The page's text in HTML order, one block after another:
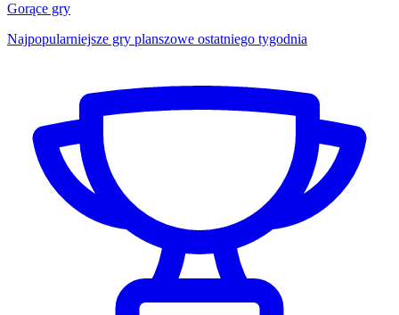
Gorące gry
Najpopularniejsze gry planszowe ostatniego tygodnia